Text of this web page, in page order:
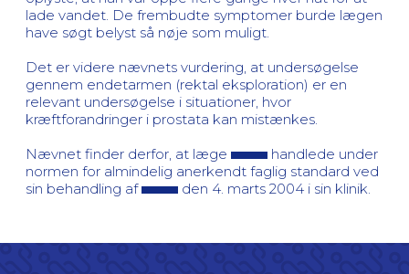
lade vandet. De frembudte symptomer burde lægen
have søgt belyst så nøje som muligt.
Det er videre nævnets vurdering, at undersøgelse
gennem endetarmen (rektal eksploration) er en
relevant undersøgelse i situationer, hvor
kræftforandringer i prostata kan mistænkes.
Nævnet finder derfor, at læge
handlede under
normen for almindelig anerkendt faglig standard ved
sin behandling af
den 4. marts 2004 i sin klinik.